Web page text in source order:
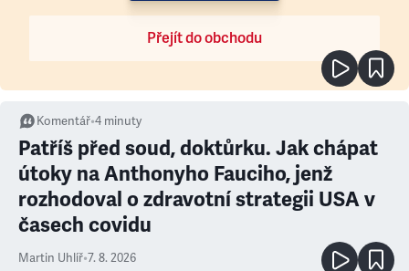
Přejít do obchodu
Komentář•4 minuty
Patříš před soud, doktůrku. Jak chápat
útoky na Anthonyho Fauciho, jenž
rozhodoval o zdravotní strategii USA v
časech covidu
Martin Uhlíř•7. 8. 2026